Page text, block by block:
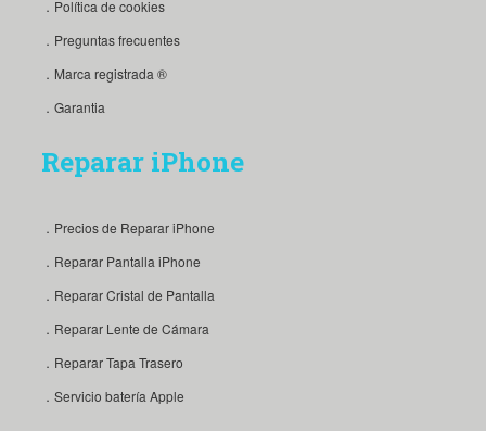
．Política de cookies
．Preguntas frecuentes
．Marca registrada ®
．Garantia
Reparar iPhone
．Precios de Reparar iPhone
．Reparar Pantalla iPhone
．Reparar Cristal de Pantalla
．Reparar Lente de Cámara
．Reparar Tapa Trasero
．Servicio batería Apple